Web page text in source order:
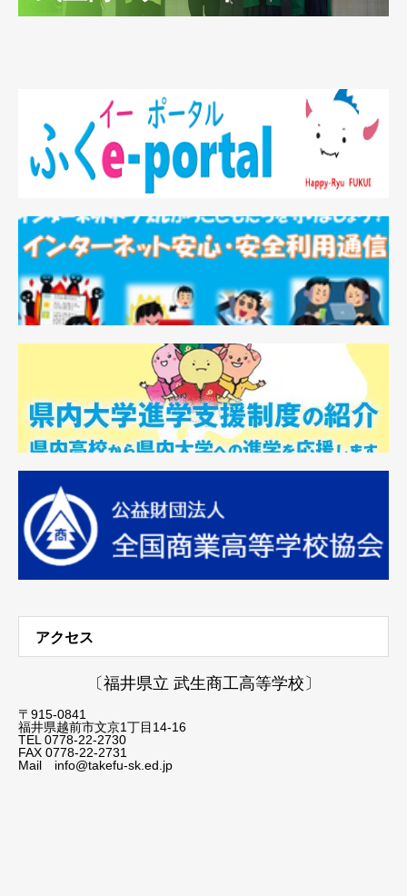
アクセス
〔福井県立 武生商工高等学校〕
〒915-0841
福井県越前市文京1丁目14-16
TEL 0778-22-2730
FAX 0778-22-2731
Mail info@takefu-sk.ed.jp